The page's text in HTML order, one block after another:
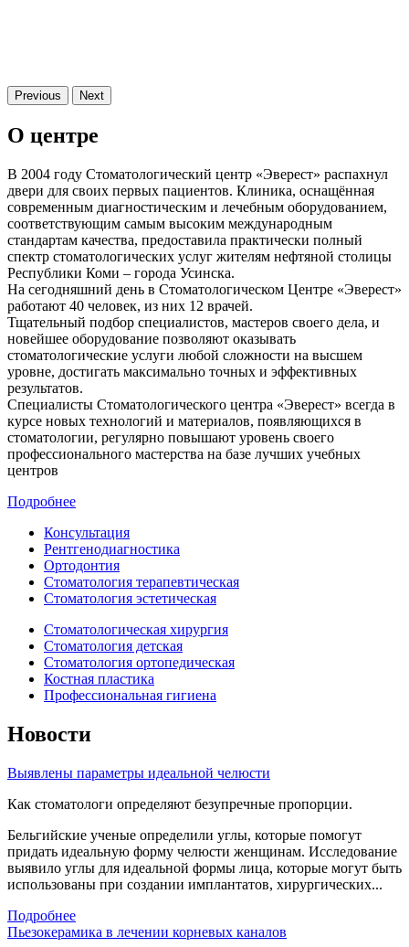
Previous Next
О центре
В 2004 году Стоматологический центр «Эверест» распахнул
двери для своих первых пациентов. Клиника, оснащённая
современным диагностическим и лечебным оборудованием,
соответствующим самым высоким международным
стандартам качества, предоставила практически полный
спектр стоматологических услуг жителям нефтяной столицы
Республики Коми – города Усинска.
На сегодняшний день в Стоматологическом Центре «Эверест»
работают 40 человек, из них 12 врачей.
Тщательный подбор специалистов, мастеров своего дела, и
новейшее оборудование позволяют оказывать
стоматологические услуги любой сложности на высшем
уровне, достигать максимально точных и эффективных
результатов.
Специалисты Стоматологического центра «Эверест» всегда в
курсе новых технологий и материалов, появляющихся в
стоматологии, регулярно повышают уровень своего
профессионального мастерства на базе лучших учебных
центров
Подробнее
Консультация
Рентгенодиагностика
Ортодонтия
Стоматология терапевтическая
Стоматология эстетическая
Стоматологическая хирургия
Стоматология детская
Стоматология ортопедическая
Костная пластика
Профессиональная гигиена
Новости
Выявлены параметры идеальной челюсти
Как стоматологи определяют безупречные пропорции.
Бельгийские ученые определили углы, которые помогут
придать идеальную форму челюсти женщинам. Исследование
выявило углы для идеальной формы лица, которые могут быть
использованы при создании имплантатов, хирургических...
Подробнее
Пьезокерамика в лечении корневых каналов